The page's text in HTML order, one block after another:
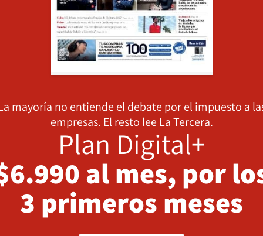
mayoría no entiende el debate por el impuesto a
empresas. El resto lee La Tercera.
Plan Digital+
al mes, por
3 primeros meses